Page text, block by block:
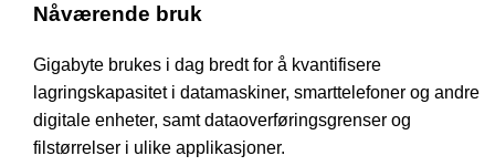
Nåværende bruk
Gigabyte brukes i dag bredt for å kvantifisere
lagringskapasitet i datamaskiner, smarttelefoner og andre
digitale enheter, samt dataoverføringsgrenser og
filstørrelser i ulike applikasjoner.